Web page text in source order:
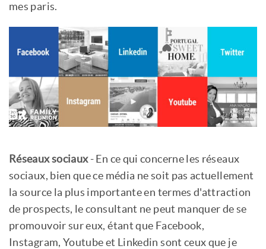
mes paris.
Réseaux sociaux- En ce qui concerne les réseaux
sociaux, bien que ce média ne soit pas actuellement
la source la plus importante en termes d'attraction
de prospects, le consultant ne peut manquer de se
promouvoir sur eux, étant que Facebook,
Instagram, Youtube et Linkedin sont ceux que je